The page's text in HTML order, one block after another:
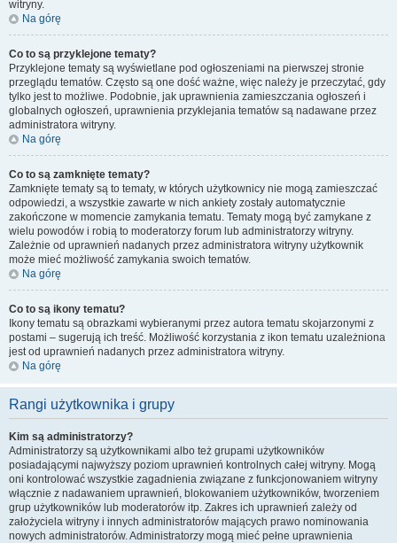
witryny.
Na górę
Co to są przyklejone tematy?
Przyklejone tematy są wyświetlane pod ogłoszeniami na pierwszej stronie
przeglądu tematów. Często są one dość ważne, więc należy je przeczytać, gdy
tylko jest to możliwe. Podobnie, jak uprawnienia zamieszczania ogłoszeń i
globalnych ogłoszeń, uprawnienia przyklejania tematów są nadawane przez
administratora witryny.
Na górę
Co to są zamknięte tematy?
Zamknięte tematy są to tematy, w których użytkownicy nie mogą zamieszczać
odpowiedzi, a wszystkie zawarte w nich ankiety zostały automatycznie
zakończone w momencie zamykania tematu. Tematy mogą być zamykane z
wielu powodów i robią to moderatorzy forum lub administratorzy witryny.
Zależnie od uprawnień nadanych przez administratora witryny użytkownik
może mieć możliwość zamykania swoich tematów.
Na górę
Co to są ikony tematu?
Ikony tematu są obrazkami wybieranymi przez autora tematu skojarzonymi z
postami – sugerują ich treść. Możliwość korzystania z ikon tematu uzależniona
jest od uprawnień nadanych przez administratora witryny.
Na górę
Rangi użytkownika i grupy
Kim są administratorzy?
Administratorzy są użytkownikami albo też grupami użytkowników
posiadającymi najwyższy poziom uprawnień kontrolnych całej witryny. Mogą
oni kontrolować wszystkie zagadnienia związane z funkcjonowaniem witryny
włącznie z nadawaniem uprawnień, blokowaniem użytkowników, tworzeniem
grup użytkowników lub moderatorów itp. Zakres ich uprawnień zależy od
założyciela witryny i innych administratorów mających prawo nominowania
nowych administratorów. Administratorzy mogą mieć pełne uprawnienia